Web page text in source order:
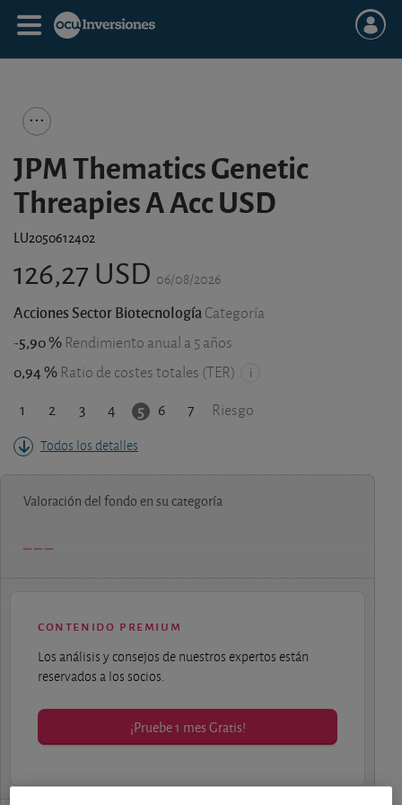
JPM Thematics Genetic
Threapies A Acc USD
LU2050612402
126,27 USD 06/08/2026
Acciones Sector BiotecnologíaCategoría
-5,90 % Rendimiento anual a 5 años
0,94 % Ratio de costes totales (TER)
1 2 3 4 5 6 7 Riesgo
Todos los detalles
Valoración del fondo en su categoría
contenido premium
Los análisis y consejos de nuestros expertos están
reservados a los socios.
¡Pruebe 1 mes Gratis!